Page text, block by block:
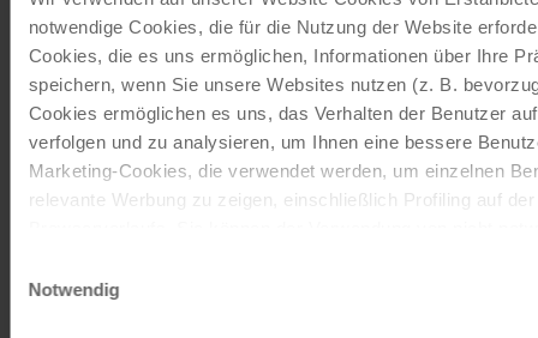
notwendige Cookies, die für die Nutzung der Website
Cookies, die es uns ermöglichen, Informationen über Ihre
speichern, wenn Sie unsere Websites nutzen (z. B.
Cookies ermöglichen es uns, das Verhalten der Benutzer
verfolgen und zu analysieren, um Ihnen eine bessere
Marketing-Cookies, die verwendet werden, um einzelnen
relevante Werbung zu zeigen, einschließlich Profiling auf
entscheiden, nur notwendige Cookies zu verwenden, indem
Notwendig
Unsere Reisekataloge
Radreisen, Kreuzfahrten und
Radkreuzfahrten
JETZT KOSTENFREI BESTELLEN